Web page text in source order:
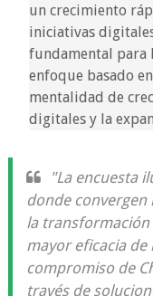
un crecimiento
iniciativas
fundamental para
enfoque basado
mentalidad de
digitales y la
"La encuesta
donde convergen
la transformación
mayor eficacia de
compromiso de
través de